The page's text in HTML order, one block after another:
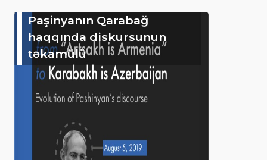
Paşinyanın Qarabağ
haqqında diskursunun
təkamülü